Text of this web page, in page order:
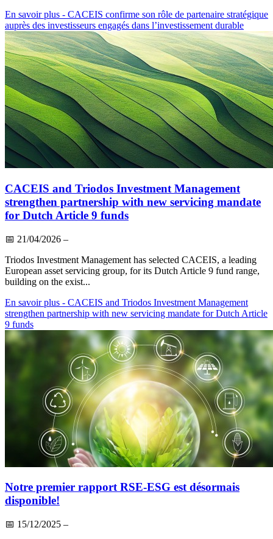
En savoir plus - CACEIS confirme son rôle de partenaire stratégique
auprès des investisseurs engagés dans l’investissement durable
CACEIS and Triodos Investment Management
strengthen partnership with new servicing mandate
for Dutch Article 9 funds
📅 21/04/2026 –
Triodos Investment Management has selected CACEIS, a leading
European asset servicing group, for its Dutch Article 9 fund range,
building on the exist...
En savoir plus - CACEIS and Triodos Investment Management
strengthen partnership with new servicing mandate for Dutch Article
9 funds
Notre premier rapport RSE-ESG est désormais
disponible!
📅 15/12/2025 –